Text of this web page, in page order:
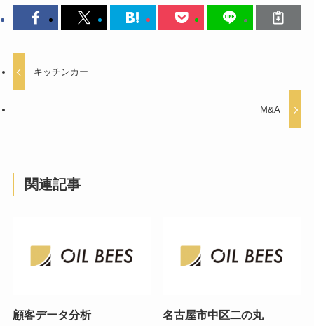
キッチンカー
M&A
関連記事
顧客データ分析 名古屋市中区二の丸